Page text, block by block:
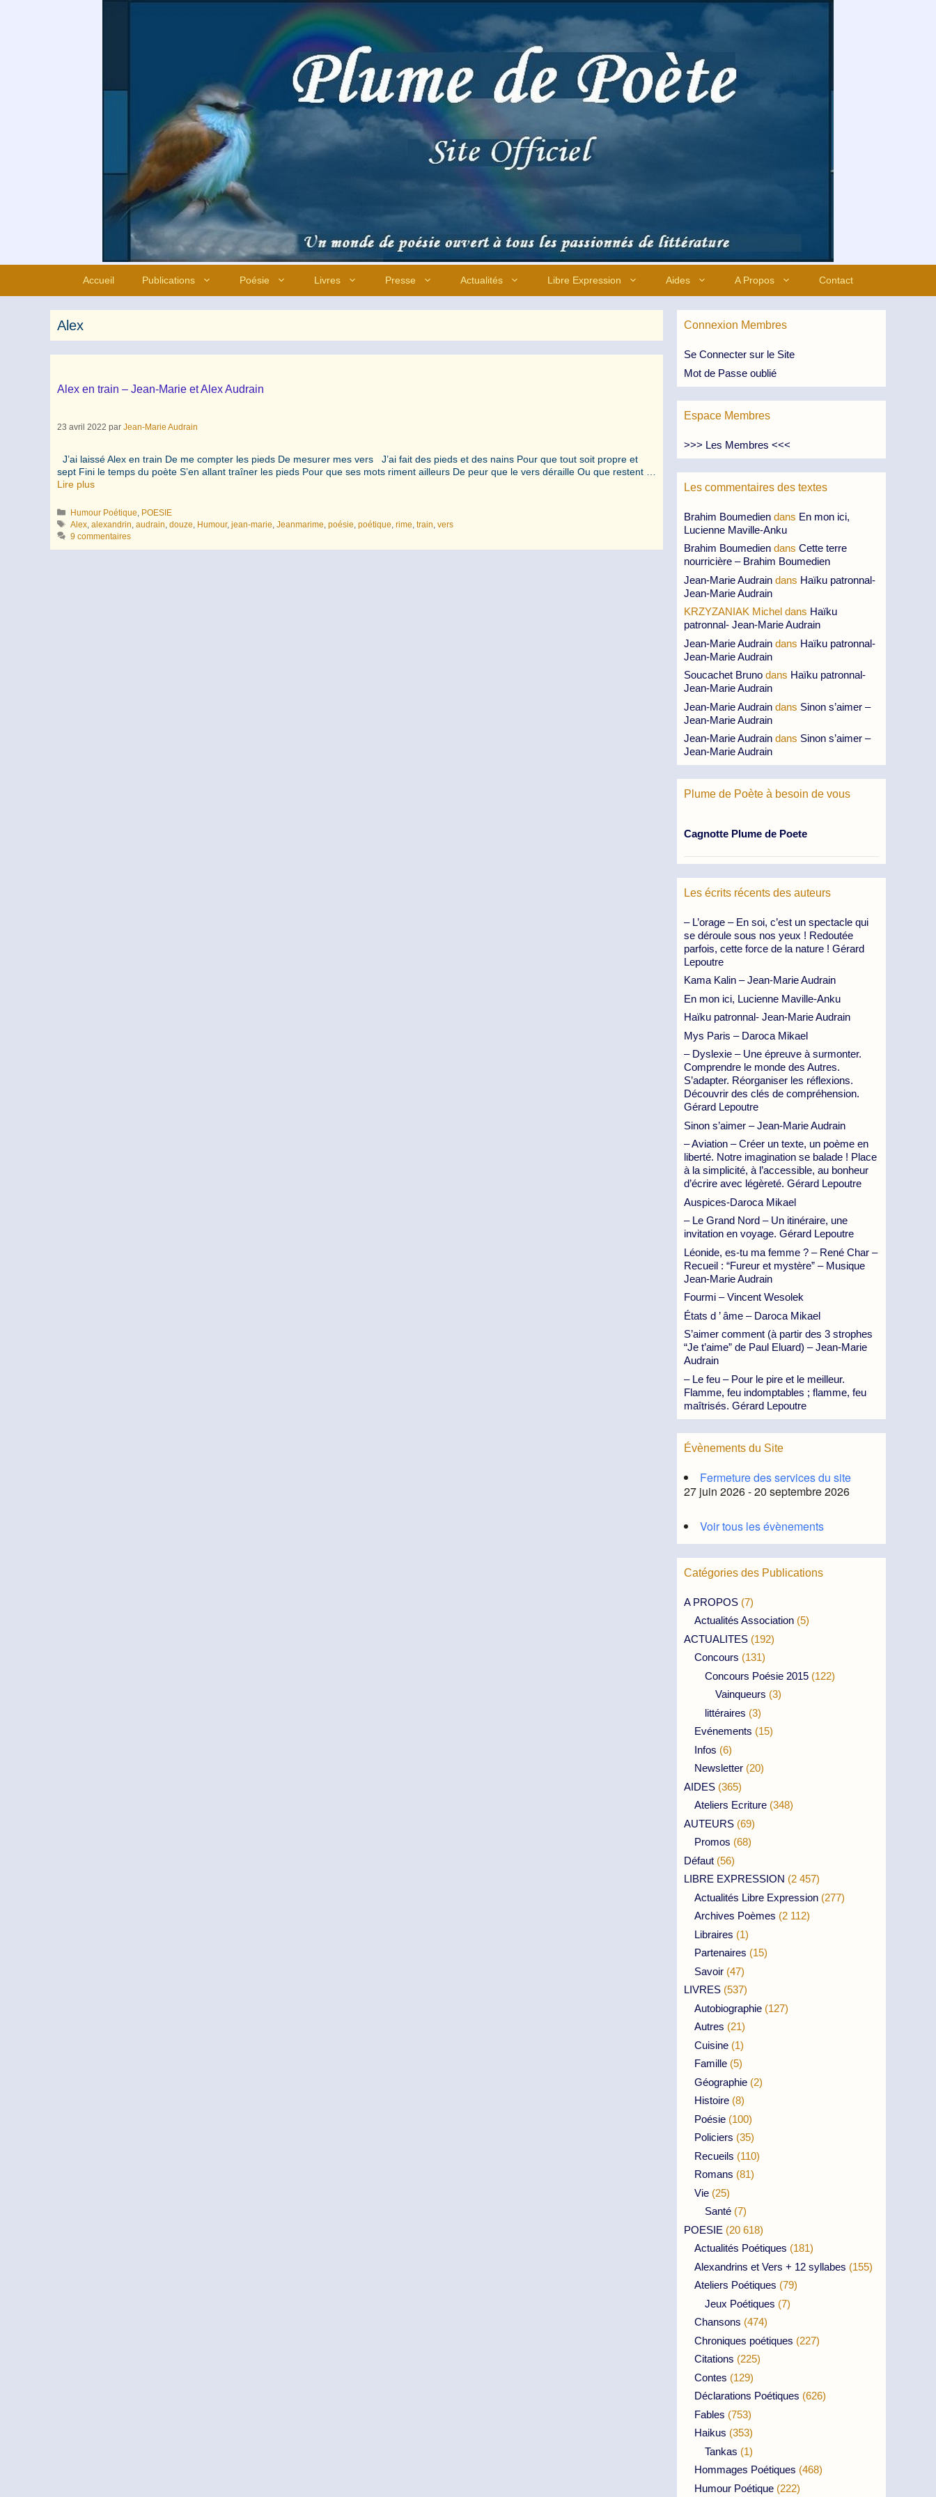
Accueil Publications Poésie Livres Presse Actualités Libre Expression Aides A Propos Contact
Alex
Alex en train – Jean-Marie et Alex Audrain
23 avril 2022 par Jean-Marie Audrain
J’ai laissé Alex en train De me compter les pieds De mesurer mes vers J’ai fait des pieds et des nains Pour que tout soit propre et
sept Fini le temps du poète S’en allant traîner les pieds Pour que ses mots riment ailleurs De peur que le vers déraille Ou que restent …
Lire plus
Catégories
Humour Poétique POESIE
Étiquettes
Alex ,alexandrin ,audrain ,douze Humour,jean-marie ,Jeanmarime ,poésie ,poétique ,rime ,train ,vers
9 commentaires
Connexion Membres
Se Connecter sur le Site
Mot de Passe oublié
Espace Membres
>>> Les Membres <<<
Les commentaires des textes
Brahim Boumedien dans En mon ici,
Lucienne Maville-Anku
Brahim Boumedien dans Cette terre
nourricière – Brahim Boumedien
Jean-Marie Audrain dans Haïku patronnal-
Jean-Marie Audrain
KRZYZANIAK Michel dans Haïku
patronnal- Jean-Marie Audrain
Jean-Marie Audrain dans Haïku patronnal-
Jean-Marie Audrain
Soucachet Bruno dans Haïku patronnal-
Jean-Marie Audrain
Jean-Marie Audrain dans Sinon s’aimer –
Jean-Marie Audrain
Jean-Marie Audrain dans Sinon s’aimer –
Jean-Marie Audrain
Plume de Poète à besoin de vous
Cagnotte Plume de Poete
Les écrits récents des auteurs
– L’orage – En soi, c’est un spectacle qui
se déroule sous nos yeux ! Redoutée
parfois, cette force de la nature ! Gérard
Lepoutre
Kama Kalin – Jean-Marie Audrain
En mon ici, Lucienne Maville-Anku
Haïku patronnal- Jean-Marie Audrain
Mys Paris – Daroca Mikael
– Dyslexie – Une épreuve à surmonter.
Comprendre le monde des Autres.
S’adapter. Réorganiser les réflexions.
Découvrir des clés de compréhension.
Gérard Lepoutre
Sinon s’aimer – Jean-Marie Audrain
– Aviation – Créer un texte, un poème en
liberté. Notre imagination se balade ! Place
à la simplicité, à l’accessible, au bonheur
d’écrire avec légèreté. Gérard Lepoutre
Auspices-Daroca Mikael
– Le Grand Nord – Un itinéraire, une
invitation en voyage. Gérard Lepoutre
Léonide, es-tu ma femme ? – René Char –
Recueil : “Fureur et mystère” – Musique
Jean-Marie Audrain
Fourmi – Vincent Wesolek
États d ’ âme – Daroca Mikael
S’aimer comment (à partir des 3 strophes
“Je t’aime” de Paul Eluard) – Jean-Marie
Audrain
– Le feu – Pour le pire et le meilleur.
Flamme, feu indomptables ; flamme, feu
maîtrisés. Gérard Lepoutre
Évènements du Site
Fermeture des services du site
27 juin 2026 - 20 septembre 2026
Voir tous les évènements
Catégories des Publications
A PROPOS (7)
Actualités Association (5)
ACTUALITES (192)
Concours (131)
Concours Poésie 2015 (122)
Vainqueurs (3)
littéraires (3)
Evénements (15)
Infos (6)
Newsletter (20)
AIDES (365)
Ateliers Ecriture (348)
AUTEURS (69)
Promos (68)
Défaut (56)
LIBRE EXPRESSION (2 457)
Actualités Libre Expression (277)
Archives Poèmes (2 112)
Libraires (1)
Partenaires (15)
Savoir (47)
LIVRES (537)
Autobiographie (127)
Autres (21)
Cuisine (1)
Famille (5)
Géographie (2)
Histoire (8)
Poésie (100)
Policiers (35)
Recueils (110)
Romans (81)
Vie (25)
Santé (7)
POESIE (20 618)
Actualités Poétiques (181)
Alexandrins et Vers + 12 syllabes (155)
Ateliers Poétiques (79)
Jeux Poétiques (7)
Chansons (474)
Chroniques poétiques (227)
Citations (225)
Contes (129)
Déclarations Poétiques (626)
Fables (753)
Haikus (353)
Tankas (1)
Hommages Poétiques (468)
Humour Poétique (222)